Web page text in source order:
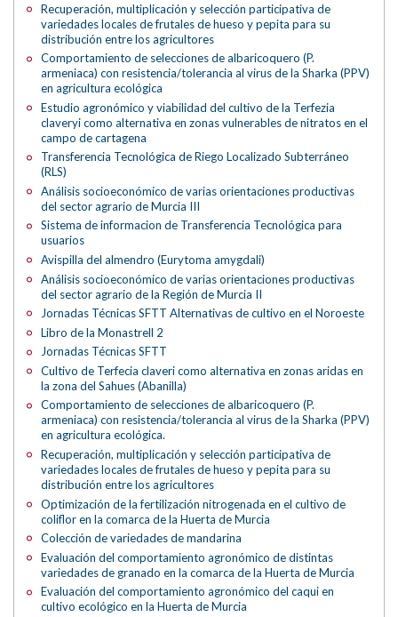
Recuperación, multiplicación y selección participativa de
variedades locales de frutales de hueso y pepita para su
distribución entre los agricultores
Comportamiento de selecciones de albaricoquero (P.
armeniaca) con resistencia/tolerancia al virus de la Sharka (PPV)
en agricultura ecológica
Estudio agronómico y viabilidad del cultivo de la Terfezia
claveryi como alternativa en zonas vulnerables de nitratos en el
campo de cartagena
Transferencia Tecnológica de Riego Localizado Subterráneo
(RLS)
Análisis socioeconómico de varias orientaciones productivas
del sector agrario de Murcia III
Sistema de informacion de Transferencia Tecnológica para
usuarios
Avispilla del almendro (Eurytoma amygdali)
Análisis socioeconómico de varias orientaciones productivas
del sector agrario de la Región de Murcia II
Jornadas Técnicas SFTT Alternativas de cultivo en el Noroeste
Libro de la Monastrell 2
Jornadas Técnicas SFTT
Cultivo de Terfecia claveri como alternativa en zonas aridas en
la zona del Sahues (Abanilla)
Comportamiento de selecciones de albaricoquero (P.
armeniaca) con resistencia/tolerancia al virus de la Sharka (PPV)
en agricultura ecológica.
Recuperación, multiplicación y selección participativa de
variedades locales de frutales de hueso y pepita para su
distribución entre los agricultores
Optimización de la fertilización nitrogenada en el cultivo de
coliflor en la comarca de la Huerta de Murcia
Colección de variedades de mandarina
Evaluación del comportamiento agronómico de distintas
variedades de granado en la comarca de la Huerta de Murcia
Evaluación del comportamiento agronómico del caqui en
cultivo ecológico en la Huerta de Murcia